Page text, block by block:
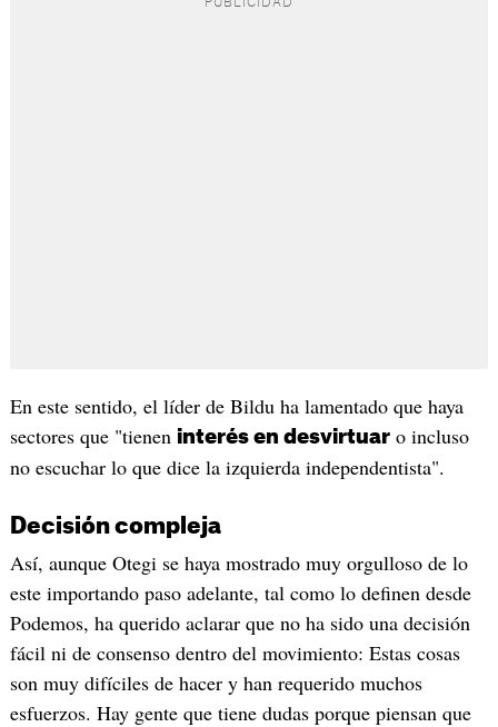
En este sentido, el líder de Bildu ha lamentado que haya
sectores que "tienen interés en desvirtuaro incluso
no escuchar lo que dice la izquierda independentista".
Decisión compleja
Así, aunque Otegi se haya mostrado muy orgulloso de lo
este importando paso adelante, tal como lo definen desde
Podemos, ha querido aclarar que no ha sido una decisión
fácil ni de consenso dentro del movimiento: Estas cosas
son muy difíciles de hacer y han requerido muchos
esfuerzos. Hay gente que tiene dudas porque piensan que